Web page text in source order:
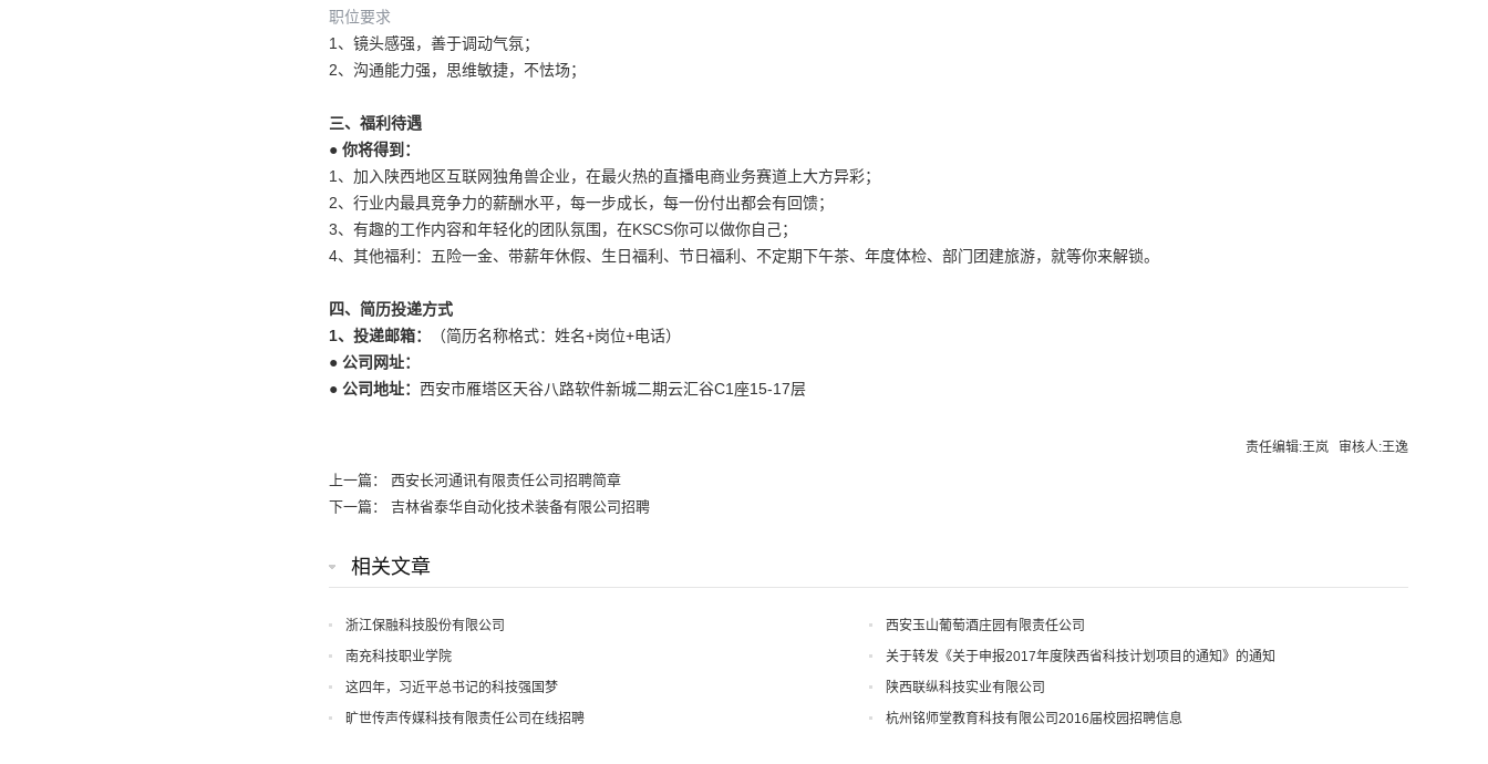
职位要求
1、镜头感强，善于调动气氛；
2、沟通能力强，思维敏捷，不怯场；
三、福利待遇
● 你将得到：
1、加入陕西地区互联网独角兽企业，在最火热的直播电商业务赛道上大方异彩；
2、行业内最具竞争力的薪酬水平，每一步成长，每一份付出都会有回馈；
3、有趣的工作内容和年轻化的团队氛围，在KSCS你可以做你自己；
4、其他福利：五险一金、带薪年休假、生日福利、节日福利、不定期下午茶、年度体检、部门团建旅游，就等你来解锁。
四、简历投递方式
1、投递邮箱：
（简历名称格式：姓名+岗位+电话）
● 公司网址：
● 公司地址： 西安市雁塔区天谷八路软件新城二期云汇谷C1座15-17层
责任编辑:王岚 审核人:王逸
上一篇： 西安长河通讯有限责任公司招聘简章
下一篇： 吉林省泰华自动化技术装备有限公司招聘
相关文章
浙江保融科技股份有限公司
西安玉山葡萄酒庄园有限责任公司
南充科技职业学院
关于转发《关于申报2017年度陕西省科技计划项目的通知》的通知
这四年，习近平总书记的科技强国梦
陕西联纵科技实业有限公司
旷世传声传媒科技有限责任公司在线招聘
杭州铭师堂教育科技有限公司2016届校园招聘信息